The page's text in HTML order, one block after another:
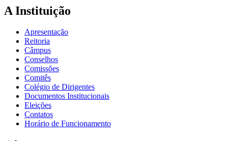
A Instituição
Apresentação
Reitoria
Câmpus
Conselhos
Comissões
Comitês
Colégio de Dirigentes
Documentos Institucionais
Eleições
Contatos
Horário de Funcionamento